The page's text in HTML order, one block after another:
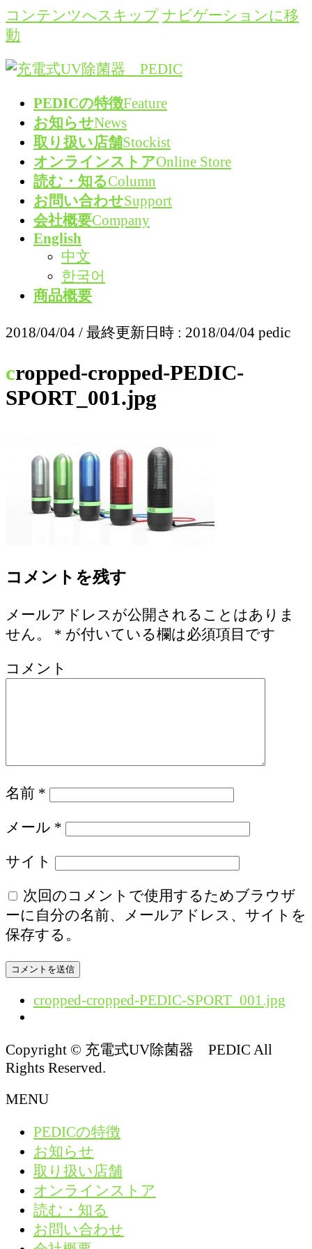
コンテンツへスキップ ナビゲーションに移
動
PEDICの特徴Feature
お知らせNews
取り扱い店舗Stockist
オンラインストアOnline Store
読む・知るColumn
お問い合わせSupport
会社概要Company
English
中文
한국어
商品概要
2018/04/04 / 最終更新日時 : 2018/04/04 pedic
cropped-cropped-PEDIC-
SPORT_001.jpg
コメントを残す
メールアドレスが公開されることはありま
せん。
* が付いている欄は必須項目です
コメント
名前 *
メール *
サイト
次回のコメントで使用するためブラウザ
ーに自分の名前、メールアドレス、サイトを
保存する。
cropped-cropped-PEDIC-SPORT_001.jpg
Copyright © 充電式UV除菌器 PEDIC All
Rights Reserved.
MENU
PEDICの特徴
お知らせ
取り扱い店舗
オンラインストア
読む・知る
お問い合わせ